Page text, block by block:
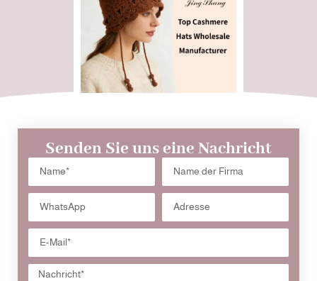
Senden Sie uns eine Nachricht